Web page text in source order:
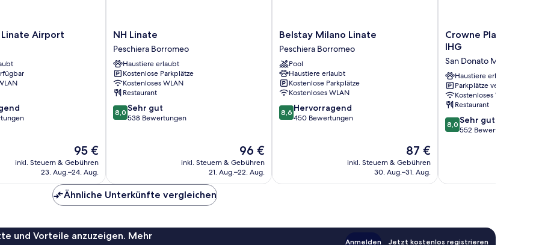
Airport
Der
Preis
beträgt
95 €
inkl. Steuern & Gebühren
23. Aug.–24. Aug.
NH
Linate
Peschiera
Borromeo
NH Linate
Peschiera Borromeo
Haustiere erlaubt
Kostenlose Parkplätze
Kostenloses WLAN
Restaurant
8.0
von
8,0 Sehr gut
538 Bewertungen
Der
Preis
beträgt
96 €
inkl. Steuern & Gebühren
21. Aug.–22. Aug.
Belstay
Milano
Linate
Peschiera
Borromeo
Belstay Milano Linate
Peschiera Borromeo
Pool
Haustiere erlaubt
Kostenlose Parkplätze
Kostenloses WLAN
8.6
von
8,6 Hervorragend
450 Bewertungen
Der
Preis
beträgt
87 €
inkl. Steuern & Gebühren
30. Aug.–31. Aug.
Crowne
Plaza
-
Linate
by
IHG
San
Donato
Milanese
Crowne Plaza Milan
IHG
San Donato Milanese
Haustiere erlaubt
Parkplätze verfügbar
Kostenloses WLAN
Restaurant
8.0
von
Bewertungen
8,0 Sehr gut
552 Bewertungen
Ähnliche Unterkünfte vergleichen
und Vorteile anzuzeigen. Mehr
Anmelden Jetzt kostenlos registrieren